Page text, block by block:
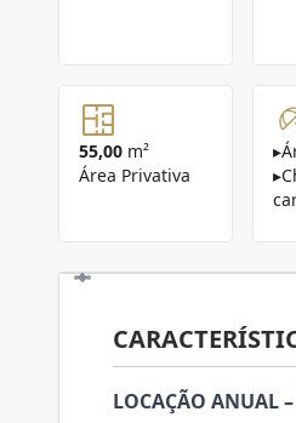
55,00 m²
Área Privativa
▸
▸
LOCAÇÃO ANUAL